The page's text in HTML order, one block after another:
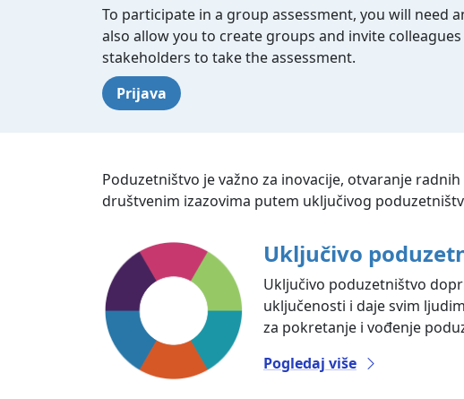
To participate in a group assessment, you will need
also allow you to create groups and invite
stakeholders to take the assessment.
Prijava
Poduzetništvo je važno za inovacije, otvaranje
društvenim izazovima putem uključivog
Uključivo
Uključivo poduzetništvo
uključenosti i daje svim
za pokretanje i vođenje
Pogledaj više